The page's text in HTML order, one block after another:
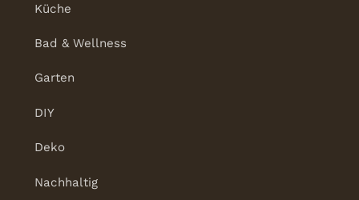
Küche
Bad & Wellness
Garten
DIY
Deko
Nachhaltig